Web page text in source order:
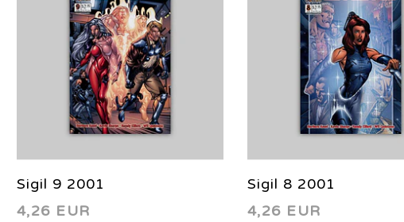
Sigil 9 2001
4,26 EUR
Sigil 8 2001
4,26 EUR